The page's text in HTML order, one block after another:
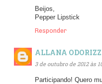
Beijos,
Pepper Lipstick
Responder
ALLANA
3 de outubro de 2012 às
Participando! Quero